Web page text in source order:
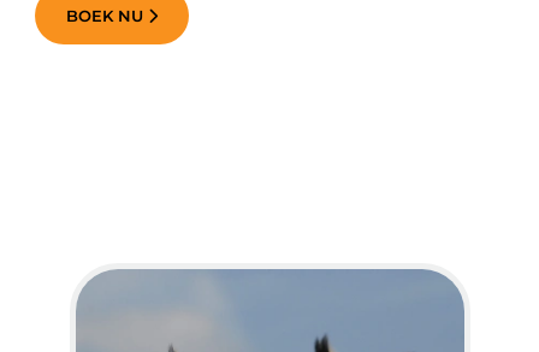
BOEK NU